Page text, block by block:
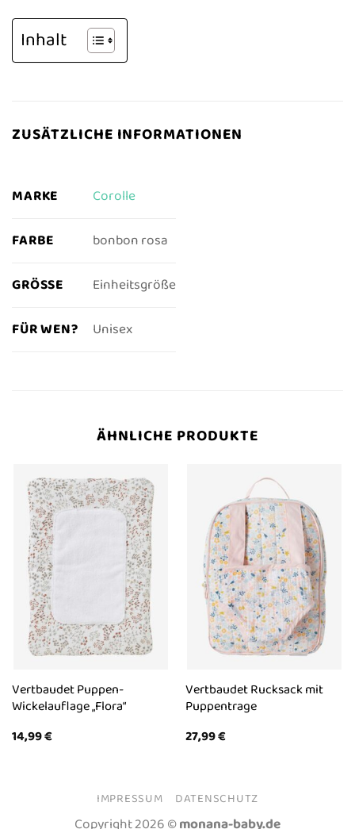
Inhalt
ZUSÄTZLICHE INFORMATIONEN
MARKE Corolle
FARBE bonbon rosa
GRÖSSE Einheitsgröße
FÜR WEN? Unisex
ÄHNLICHE PRODUKTE
Vertbaudet Puppen-
Wickelauflage „Flora“
14,99€
Vertbaudet Rucksack mit
Puppentrage
27,99€
IMPRESSUM DATENSCHUTZ
Copyright 2026 ©monana-baby.de